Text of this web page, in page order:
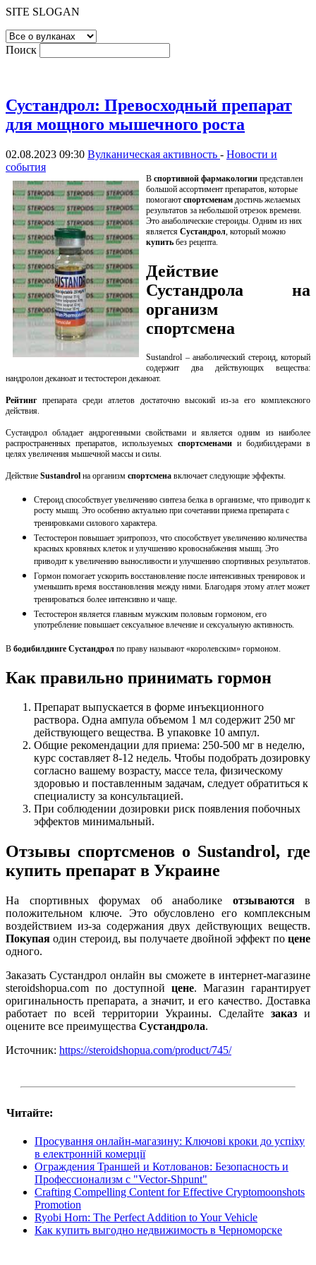
SITE SLOGAN
Поиск
Сустандрол: Превосходный препарат
для мощного мышечного роста
02.08.2023 09:30 Вулканическая активность - Новости и
события
В спортивной фармакологии представлен
большой ассортимент препаратов, которые
помогают спортсменам достичь желаемых
результатов за небольшой отрезок времени.
Это анаболические стероиды. Одним из них
является Сустандрол, который можно
купить без рецепта.
Действие
Сустандрола на
организм
спортсмена
Sustandrol – анаболический стероид, который
содержит два действующих вещества:
нандролон деканоат и тестостерон деканоат.
Рейтингпрепарата среди атлетов достаточно высокий из-за его комплексного
действия.
Сустандрол обладает андрогенными свойствами и является одним из наиболее
распространенных препаратов, используемых спортсменами и бодибилдерами в
целях увеличения мышечной массы и силы.
Действие Sustandrol на организм спортсмена включает следующие эффекты.
Стероид способствует увеличению синтеза белка в организме, что приводит к
росту мышц. Это особенно актуально при сочетании приема препарата с
тренировками силового характера.
Тестостерон повышает эритропоэз, что способствует увеличению количества
красных кровяных клеток и улучшению кровоснабжения мышц. Это
приводит к увеличению выносливости и улучшению спортивных результатов.
Гормон помогает ускорить восстановление после интенсивных тренировок и
уменьшить время восстановления между ними. Благодаря этому атлет может
тренироваться более интенсивно и чаще.
Тестостерон является главным мужским половым гормоном, его
употребление повышает сексуальное влечение и сексуальную активность.
В бодибилдинге Сустандрол по праву называют «королевским» гормоном.
Как правильно принимать гормон
Препарат выпускается в форме инъекционного
раствора. Одна ампула объемом 1 мл содержит 250 мг
действующего вещества. В упаковке 10 ампул.
Общие рекомендации для приема: 250-500 мг в неделю,
курс составляет 8-12 недель. Чтобы подобрать дозировку
согласно вашему возрасту, массе тела, физическому
здоровью и поставленным задачам, следует обратиться к
специалисту за консультацией.
При соблюдении дозировки риск появления побочных
эффектов минимальный.
Отзывы спортсменов о Sustandrol, где
купить препарат в Украине
На спортивных форумах об анаболике отзываютсяв
положительном ключе. Это обусловлено его комплексным
воздействием из-за содержания двух действующих веществ.
Покупая один стероид, вы получаете двойной эффект по цене
одного.
Заказать Сустандрол онлайн вы сможете в интернет-магазине
steroidshopua.com по доступной цене. Магазин гарантирует
оригинальность препарата, а значит, и его качество. Доставка
работает по всей территории Украины. Сделайтезаказ и
оцените все преимущества Сустандрола.
Источник: https://steroidshopua.com/product/745/
Читайте:
Просування онлайн-магазину: Ключові кроки до успіху
в електронній комерції
Ограждения Траншей и Котлованов: Безопасность и
Профессионализм с "Vector-Shpunt"
Crafting Compelling Content for Effective Cryptomoonshots
Promotion
Ryobi Horn: The Perfect Addition to Your Vehicle
Как купить выгодно недвижимость в Черноморске